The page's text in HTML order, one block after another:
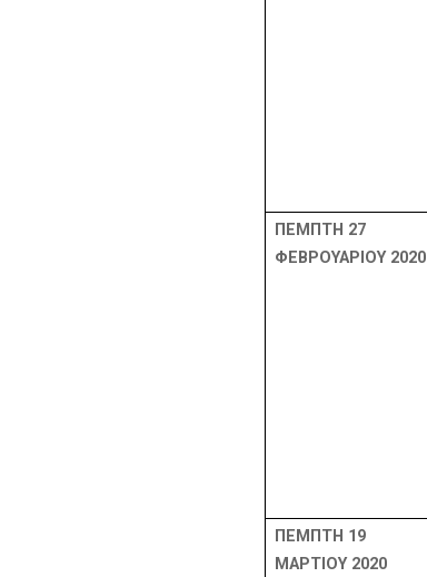
ΠΕΜΠΤΗ 27
ΦΕΒΡΟΥΑΡΙΟΥ 2020
ΠΕΜΠΤΗ 19
ΜΑΡΤΙΟΥ 2020